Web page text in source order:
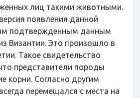
лиц такими животными.
появления данной
подтвержденным данным
Византии. Это произошло в
Такое свидетельство
представители породы
корни. Согласно другим
перемещался с места на